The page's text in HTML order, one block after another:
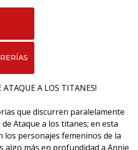
ATAQUE A LOS TITANES!
que discurren paralelamente
Ataque a los titanes; en esta
los personajes femeninos de la
algo más en profundidad a Annie